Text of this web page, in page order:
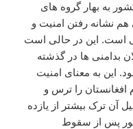
به بهار گروه های
نشانه رفتن امنیت و
است. این در حالی است
بدامنی ها در گذشته
این به معنای امنیت
افغانستان را ترس و
ترک بیشتر از یازده
پس از سقوط